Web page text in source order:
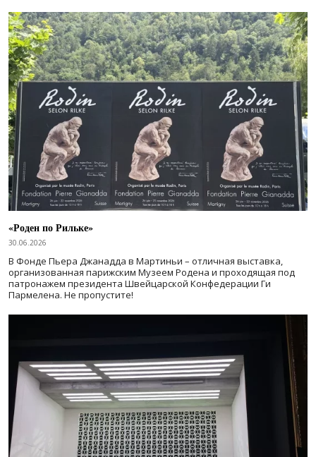
«Роден по Рильке»
30.06.2026
В Фонде Пьера Джанадда в Мартиньи – отличная выставка,
организованная парижским Музеем Родена и проходящая под
патронажем президента Швейцарской Конфедерации Ги
Пармелена. Не пропустите!